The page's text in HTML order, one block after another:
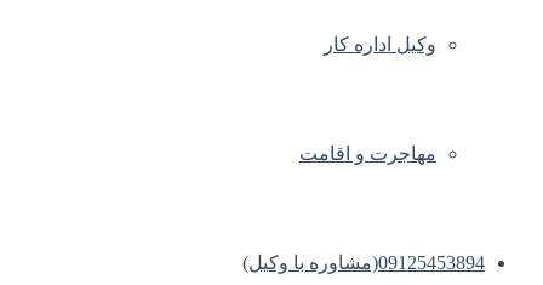
وکیل اداره کار
مهاجرت و اقامت
09125453894(مشاوره با وکیل)